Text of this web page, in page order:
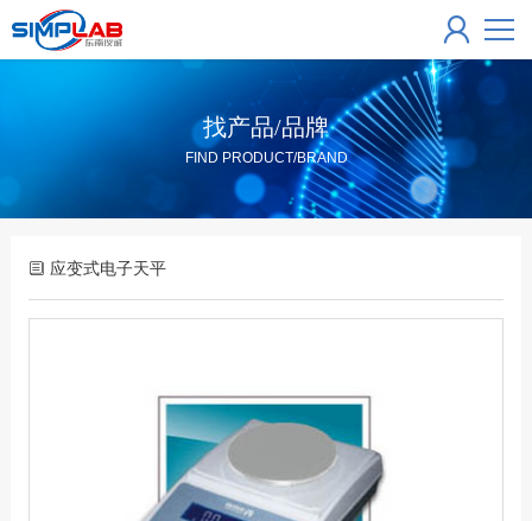
找产品/品牌
FIND PRODUCT/BRAND
应变式电子天平